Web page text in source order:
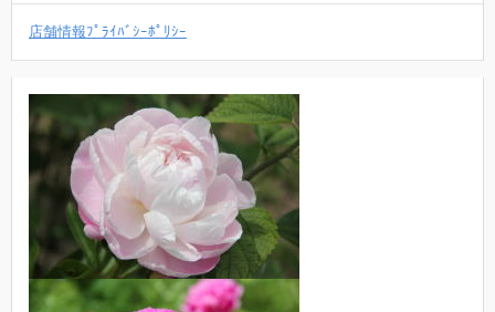
店舗情報ﾌﾟﾗｲﾊﾞｼｰﾎﾟﾘｼｰ